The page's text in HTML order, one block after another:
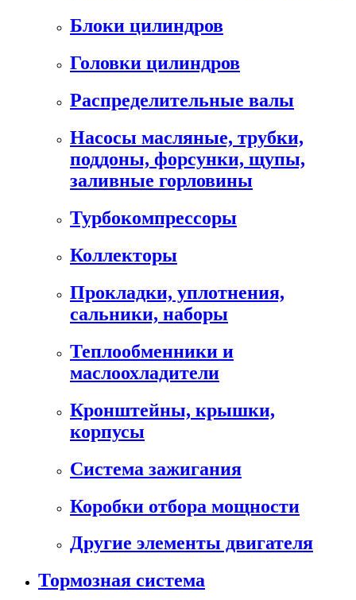
Блоки цилиндров
Головки цилиндров
Распределительные валы
Насосы масляные, трубки,
поддоны, форсунки, щупы,
заливные горловины
Турбокомпрессоры
Коллекторы
Прокладки, уплотнения,
сальники, наборы
Теплообменники и
маслоохладители
Кронштейны, крышки,
корпусы
Cистема зажигания
Коробки отбора мощности
Другие элементы двигателя
Тормозная система